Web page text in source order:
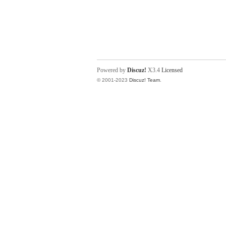
Powered by Discuz! X3.4 Licensed
© 2001-2023 Discuz! Team